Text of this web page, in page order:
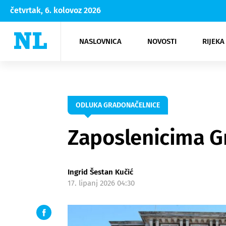
četvrtak, 6. kolovoz 2026
NASLOVNICA NOVOSTI
Rijeka Opatija
NK
Moda
Kultura
ODLUKA GRADONAČELNICE
Zaposlenicima
Ingrid Šestan Kučić
17. lipanj 2026 04:30